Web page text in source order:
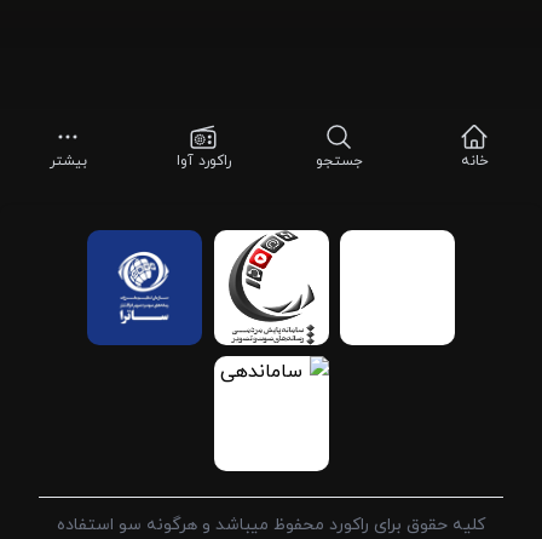
خانه جستجو راکورد آوا بیشتر
کلیه حقوق برای راکورد محفوظ میباشد و هرگونه سو استفاده